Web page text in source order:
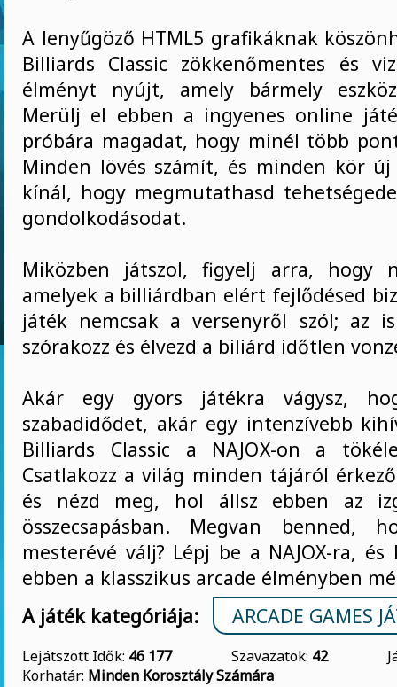
A lenyűgöző HTML5 grafikáknak
Billiards Classic zökkenőmentes és
élményt nyújt, amely bármely
Merülj el ebben a ingyenes online
próbára magadat, hogy minél több
Minden lövés számít, és minden kör új
kínál, hogy megmutathasd
gondolkodásodat.
Miközben játszol, figyelj arra, hogy
amelyek a billiárdban elért fejlődésed
játék nemcsak a versenyről szól; az
szórakozz és élvezd a biliárd időtlen
Akár egy gyors játékra vágysz,
szabadidődet, akár egy intenzívebb
Billiards Classic a NAJOX-on a
Csatlakozz a világ minden tájáról
és nézd meg, hol állsz ebben az
összecsapásban. Megvan benned,
mesterévé válj? Lépj be a NAJOX-ra,
ebben a klasszikus arcade élményben
A játék kategóriája:
ARCADE GAMES
Lejátszott Idők: 46 177 Szavazatok: 42
Korhatár: Minden Korosztály Számára